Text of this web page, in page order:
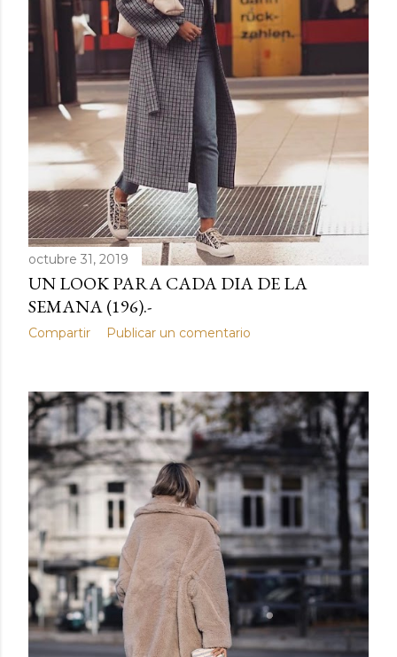
s
octubre 31, 2019
UN LOOK PARA CADA DIA DE LA
SEMANA (196).-
Compartir Publicar un comentario